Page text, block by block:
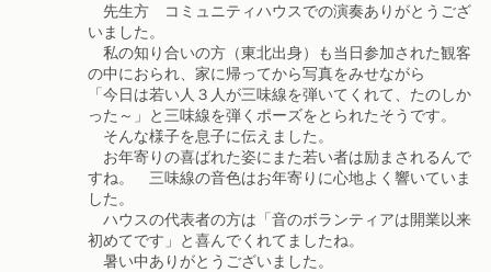
先生方 コミュニティハウスでの演奏ありがとうござ
いました。
私の知り合いの方（東北出身）も当日参加された観客
の中におられ、家に帰ってから写真をみせながら
「今日は若い人３人が三味線を弾いてくれて、たのしか
った～」と三味線を弾くポーズをとられたそうです。
そんな様子を息子に伝えました。
お年寄りの喜ばれた姿にまた若い者は励まされるんで
すね。 三味線の音色はお年寄りに心地よく響いていま
した。
ハウスの代表者の方は「音のボランティアは開業以来
初めてです」と喜んでくれてましたね。
暑い中ありがとうございました。